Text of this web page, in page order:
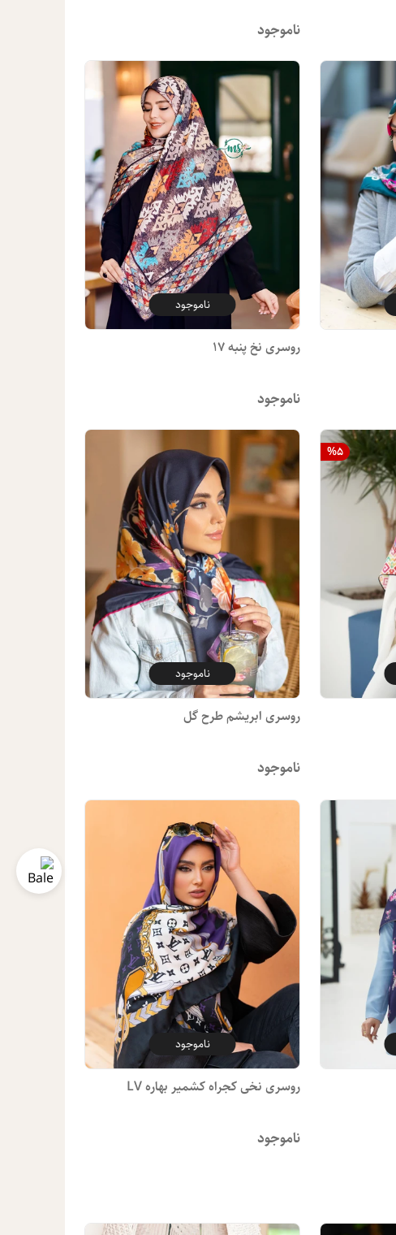
ناموجود
ناموجود
روسری نخ پنبه 17
ناموجود
%5
ناموجود
روسری ابریشم طرح گل
ناموجود
ناموجود
روسری نخی کجراه کشمیر بهاره LV
ناموجود